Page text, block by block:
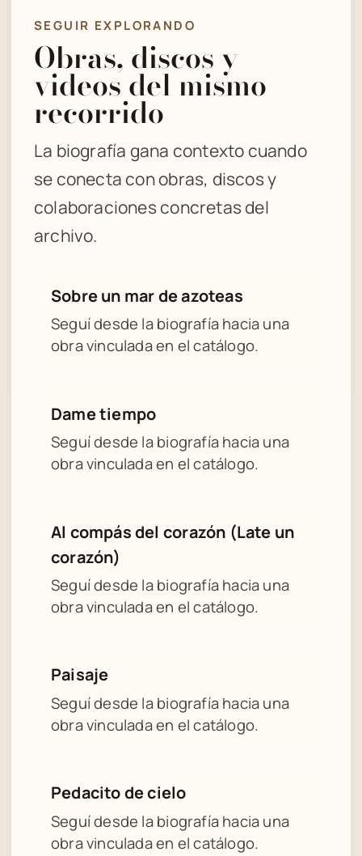
SEGUIR EXPLORANDO
Obras, discos y
videos del mismo
recorrido
La biografía gana contexto cuando
se conecta con obras, discos y
colaboraciones concretas del
archivo.
Sobre un mar de azoteas
Seguí desde la biografía hacia una
obra vinculada en el catálogo.
Dame tiempo
Seguí desde la biografía hacia una
obra vinculada en el catálogo.
Al compás del corazón (Late un
corazón)
Seguí desde la biografía hacia una
obra vinculada en el catálogo.
Paisaje
Seguí desde la biografía hacia una
obra vinculada en el catálogo.
Pedacito de cielo
Seguí desde la biografía hacia una
obra vinculada en el catálogo.